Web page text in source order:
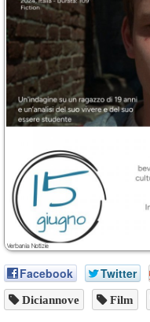
Facebook Twitter
Diciannove Film